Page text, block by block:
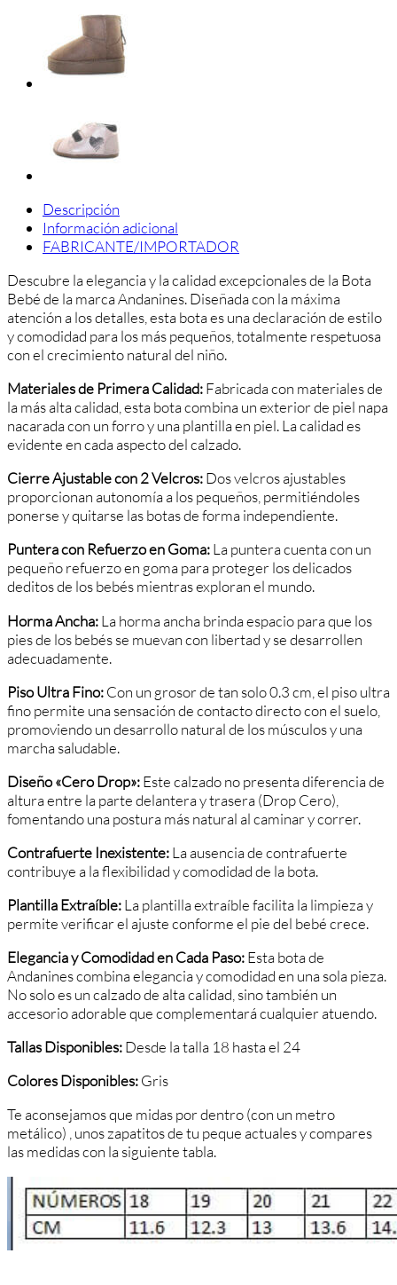
cantidad
Descripción
Información adicional
FABRICANTE/IMPORTADOR
Descubre la elegancia y la calidad excepcionales de la Bota
Bebé de la marca Andanines. Diseñada con la máxima
atención a los detalles, esta bota es una declaración de estilo
y comodidad para los más pequeños, totalmente respetuosa
con el crecimiento natural del niño.
Materiales de Primera Calidad:Fabricada con materiales de
la más alta calidad, esta bota combina un exterior de piel napa
nacarada con un forro y una plantilla en piel. La calidad es
evidente en cada aspecto del calzado.
Cierre Ajustable con 2 Velcros:Dos velcros ajustables
proporcionan autonomía a los pequeños, permitiéndoles
ponerse y quitarse las botas de forma independiente.
Puntera con Refuerzo en Goma:La puntera cuenta con un
pequeño refuerzo en goma para proteger los delicados
deditos de los bebés mientras exploran el mundo.
Horma Ancha:La horma ancha brinda espacio para que los
pies de los bebés se muevan con libertad y se desarrollen
adecuadamente.
Piso Ultra Fino:Con un grosor de tan solo 0.3 cm, el piso ultra
fino permite una sensación de contacto directo con el suelo,
promoviendo un desarrollo natural de los músculos y una
marcha saludable.
Diseño «Cero Drop»:Este calzado no presenta diferencia de
altura entre la parte delantera y trasera (Drop Cero),
fomentando una postura más natural al caminar y correr.
Contrafuerte Inexistente:La ausencia de contrafuerte
contribuye a la flexibilidad y comodidad de la bota.
Plantilla Extraíble:La plantilla extraíble facilita la limpieza y
permite verificar el ajuste conforme el pie del bebé crece.
Elegancia y Comodidad en Cada Paso:Esta bota de
Andanines combina elegancia y comodidad en una sola pieza.
No solo es un calzado de alta calidad, sino también un
accesorio adorable que complementará cualquier atuendo.
Tallas Disponibles:Desde la talla 18 hasta el 24
Colores Disponibles:Gris
Te aconsejamos que midas por dentro (con un metro
metálico) , unos zapatitos de tu peque actuales y compares
las medidas con la siguiente tabla.